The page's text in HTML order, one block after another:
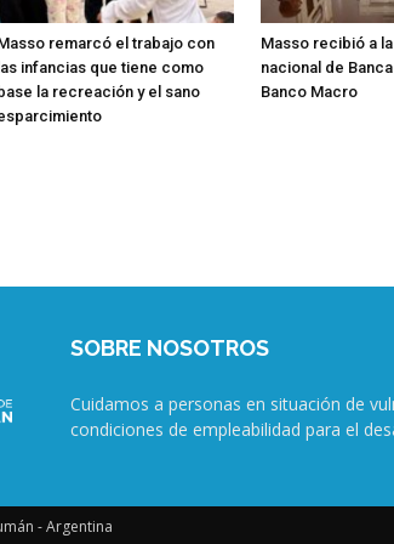
remarcó el trabajo con
las infancias que tiene como
base la recreación y el sano
Masso recibió a
nacional de
Banco Macro
SOBRE NOSOTROS
Cuidamos a personas en situación de
condiciones de empleabilidad para el
- Argentina